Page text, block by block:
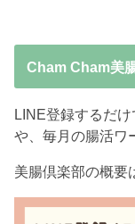
Cham Cham美
LINE登録するだ
や、毎月の腸活ワ
美腸倶楽部の概要